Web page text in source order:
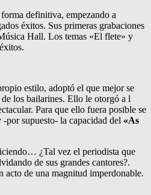
definitiva, empezando a
éxitos. Sus primeras grabaciones
Hall. Los temas «El flete» y
estilo, adoptó el que mejor se
los bailarines. Ello le otorgó a l
Para que ello fuera posible se
por supuesto- la capacidad del «As
¿Tal vez el periodista que
de sus grandes cantores?.
de una magnitud imperdonable.